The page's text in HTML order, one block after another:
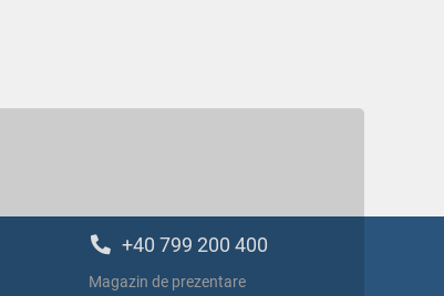
+40 799 200 400
Magazin de prezentare